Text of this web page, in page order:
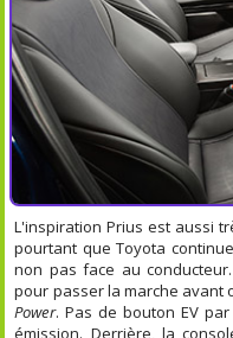
L'inspiration Prius est aussi
pourtant que Toyota
non pas face au
pour passer la marche avant
Power. Pas de bouton EV
émission. Derrière, la